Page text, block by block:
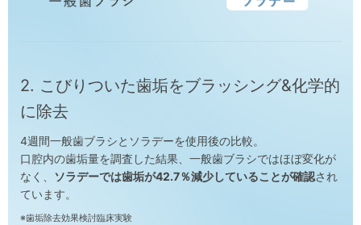
2. こびりついた歯垢をブラッシング&化学的
に除去
4週間一般歯ブラシとソラデーを使用後の比較。
口腔内の歯垢量を調査した結果、一般歯ブラシではほぼ変化が
なく、
ソラデーでは歯垢が42.7％減少していることが確認され
ています。
※歯垢除去効果検討臨床実験